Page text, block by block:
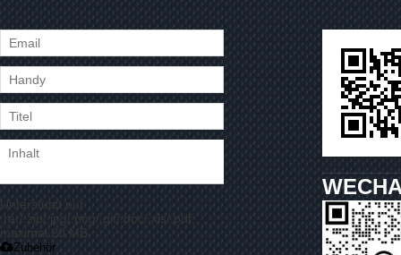
Unterstützt nur
.rar/.zip/.jpg/.png/.gif/.doc/.xls/.pdf,
maximal 20 MB
Zubehör